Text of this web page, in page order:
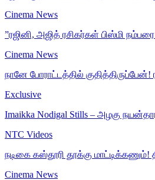
Cinema News
”ரஜினி, அஜித் ரசிகர்கள் பிஸ்மி
Cinema News
நானே போராட்டத்தில்
Exclusive
Imaikka Nodigal Stills – அழகு
NTC Videos
நடிகை கஸ்தூரி தூக்கு
Cinema News